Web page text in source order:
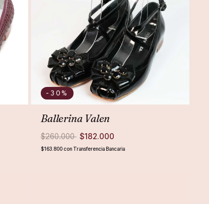
-30%
Ballerina Valen
$260.000 $182.000
$163.800 con Transferencia Bancaria